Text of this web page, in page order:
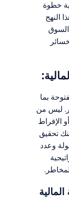
خطوة
النهج
بما
ليس من
الإفراط
تحقيق
وعدد